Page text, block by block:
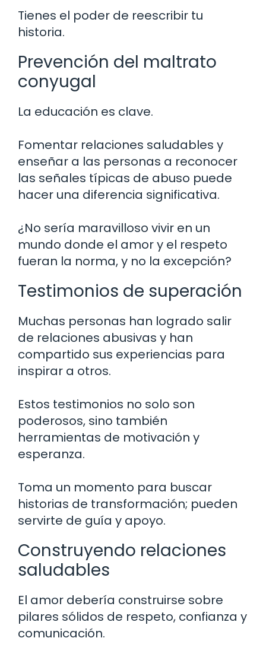
Tienes el poder de reescribir tu
historia.
Prevención del maltrato
conyugal
La educación es clave.
Fomentar relaciones saludables y
enseñar a las personas a reconocer
las señales típicas de abuso puede
hacer una diferencia significativa.
¿No sería maravilloso vivir en un
mundo donde el amor y el respeto
fueran la norma, y no la excepción?
Testimonios de superación
Muchas personas han logrado salir
de relaciones abusivas y han
compartido sus experiencias para
inspirar a otros.
Estos testimonios no solo son
poderosos, sino también
herramientas de motivación y
esperanza.
Toma un momento para buscar
historias de transformación; pueden
servirte de guía y apoyo.
Construyendo relaciones
saludables
El amor debería construirse sobre
pilares sólidos de respeto, confianza y
comunicación.